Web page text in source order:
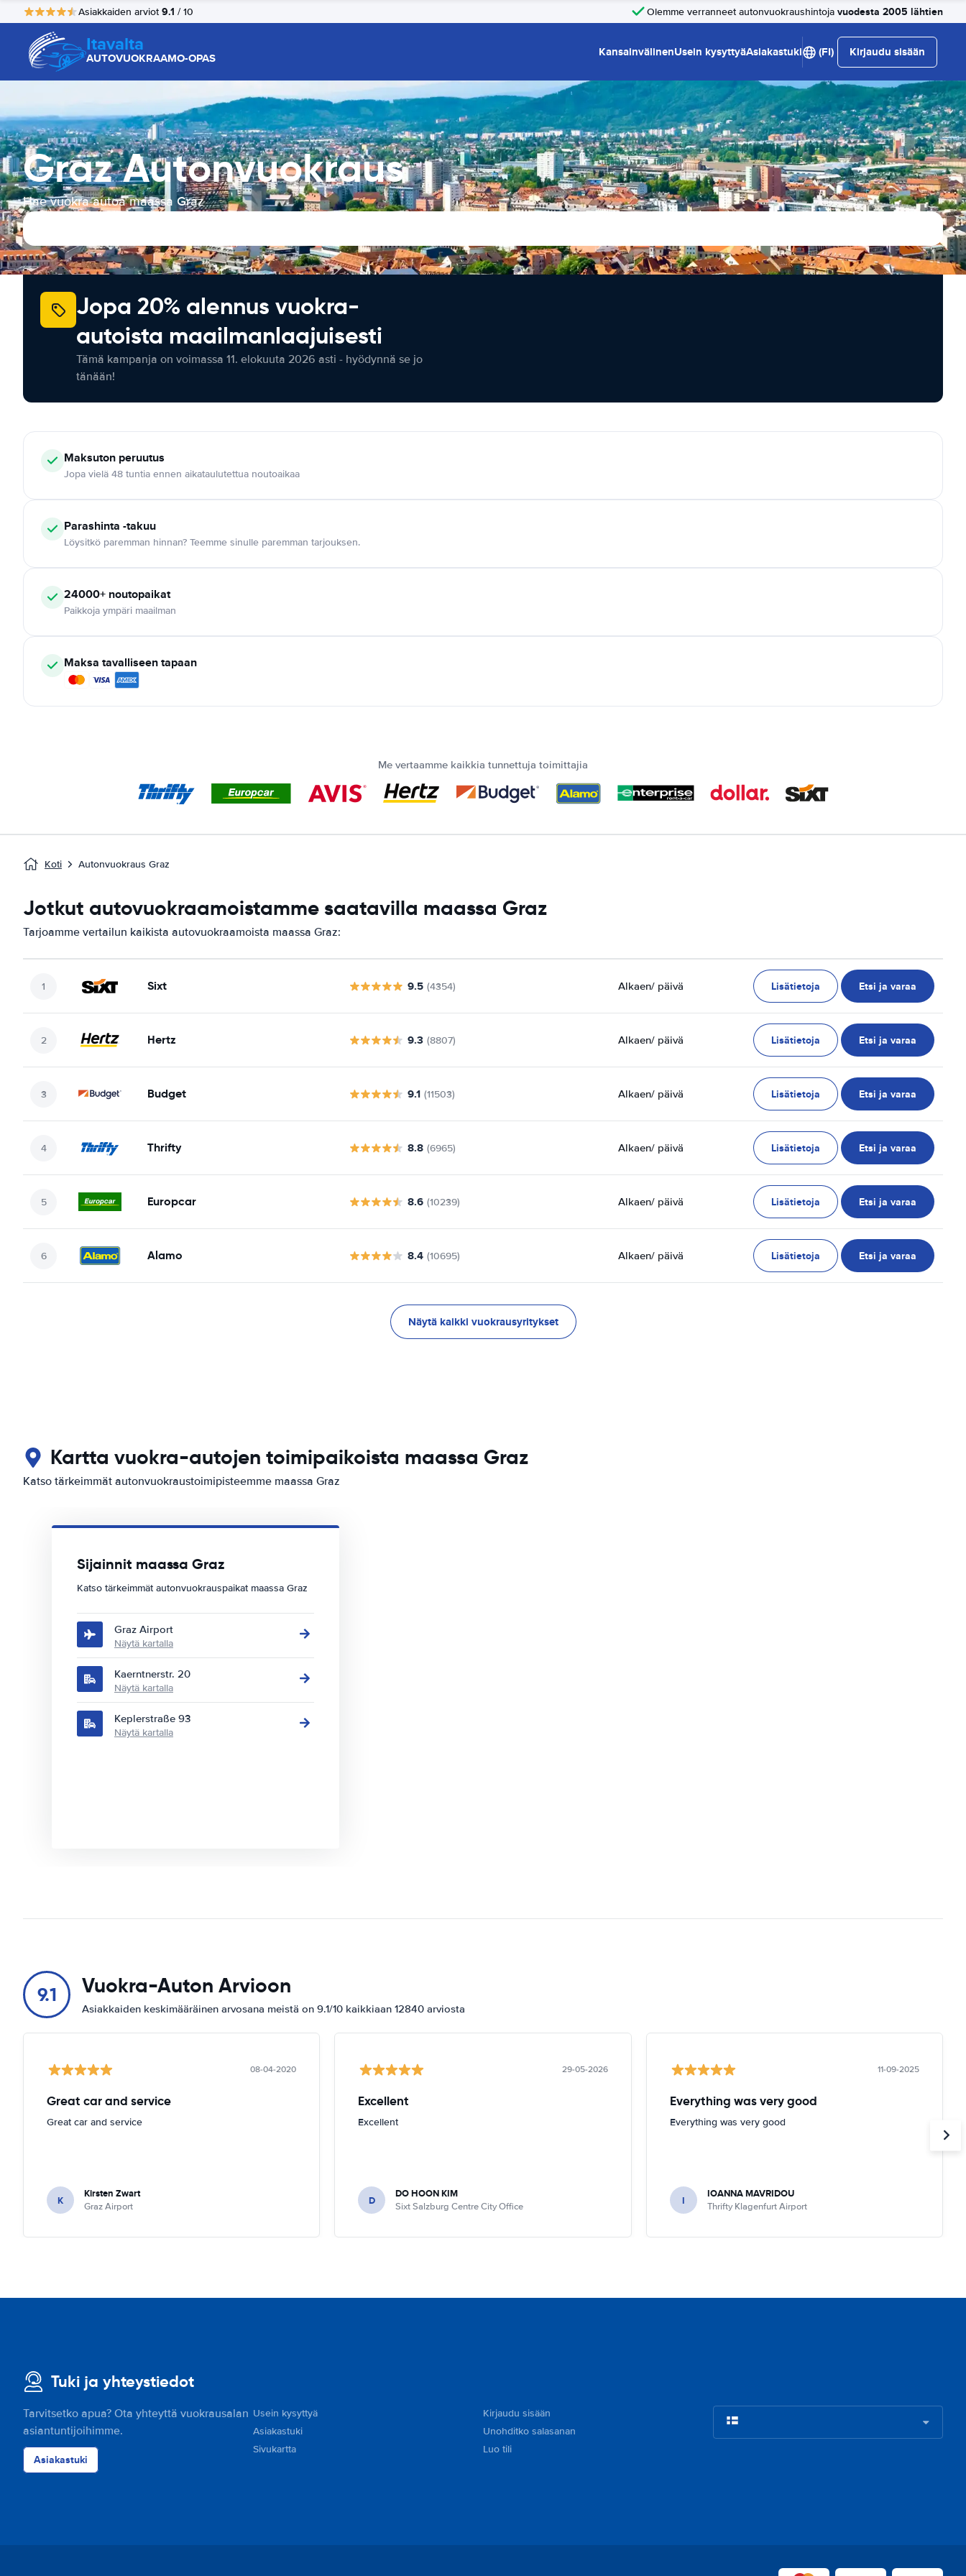
Asiakkaiden arviot 9.1 / 10 Olemme verranneet autonvuokraushintoja vuodesta 2005 lähtien
Itavalta
AUTOVUOKRAAMO-OPAS KansainvälinenUsein kysyttyäAsiakastuki (FI) Kirjaudu sisään
Graz Autonvuokraus
Hae vuokra-autoa maassa Graz
Jopa 20% alennus vuokra-
autoista maailmanlaajuisesti
Tämä kampanja on voimassa 11. elokuuta 2026 asti - hyödynnä se jo
tänään!
Maksuton peruutus
Jopa vielä 48 tuntia ennen aikataulutettua noutoaikaa
Parashinta -takuu
Löysitkö paremman hinnan? Teemme sinulle paremman tarjouksen.
24000+ noutopaikat
Paikkoja ympäri maailman
Maksa tavalliseen tapaan
Me vertaamme kaikkia tunnettuja toimittajia
Koti Autonvuokraus Graz
Jotkut autovuokraamoistamme saatavilla maassa Graz
Tarjoamme vertailun kaikista autovuokraamoista maassa Graz:
Sixt 9.5 (4354) Alkaen/ päivä Lisätietoja Etsi ja varaa
Hertz 9.3 (8807) Alkaen/ päivä Lisätietoja Etsi ja varaa
Budget 9.1 (11503) Alkaen/ päivä Lisätietoja Etsi ja varaa
Thrifty 8.8 (6965) Alkaen/ päivä Lisätietoja Etsi ja varaa
Europcar 8.6 (10239) Alkaen/ päivä Lisätietoja Etsi ja varaa
Alamo 8.4 (10695) Alkaen/ päivä Lisätietoja Etsi ja varaa
Näytä kaikki vuokrausyritykset
Kartta vuokra-autojen toimipaikoista maassa Graz
Katso tärkeimmät autonvuokraustoimipisteemme maassa Graz
Sijainnit maassa Graz
Katso tärkeimmät autonvuokrauspaikat maassa Graz
Graz Airport
Näytä kartalla
Kaerntnerstr. 20
Näytä kartalla
Keplerstraße 93
Näytä kartalla
9.1 Vuokra-Auton Arvioon
Asiakkaiden keskimääräinen arvosana meistä on 9.1/10 kaikkiaan 12840 arviosta
08-04-2020
Great car and service
Great car and service
K Kirsten Zwart
Graz Airport
29-05-2026
Excellent
Excellent
D DO HOON KIM
Sixt Salzburg Centre City Office
11-09-2025
Everything was very good
Everything was very good
I IOANNA MAVRIDOU
Thrifty Klagenfurt Airport
Tuki ja yhteystiedot
Tarvitsetko apua? Ota yhteyttä vuokrausalan
asiantuntijoihimme.
Asiakastuki
Usein kysyttyä
Asiakastuki
Sivukartta
Kirjaudu sisään
Unohditko salasanan
Luo tili